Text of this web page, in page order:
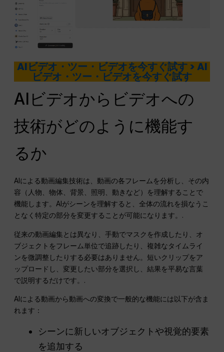
AIビデオ・ツー・ビデオを今すぐ試す > AI
ビデオ・ツー・ビデオを今すぐ試す
AIビデオからビデオへの
技術がどのように機能す
るか
AIによる動画編集技術は、動画の各フレームを分析し、その内
容（人物、物体、背景、照明、動きなど）を理解することで
機能します。AIがシーンを理解すると、全体の流れを損なうこ
となく特定の部分を変更することが可能になります。.
従来の動画編集とは異なり、手動でマスクを作成したり、オ
ブジェクトをフレーム単位で追跡したり、複雑なタイムライ
ンを微調整したりする必要はありません。短いクリップをア
ップロードし、変更したい部分を選択し、結果を平易な言葉
で説明するだけです。.
AIによる動画から動画への変換で一般的な機能には以下が含ま
れます：
シーンに新しいオブジェクトや視覚的要素
を追加する